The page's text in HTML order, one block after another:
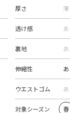
厚さ
透け感
裏地
伸縮性
ウエストゴム
対象シーズン 春